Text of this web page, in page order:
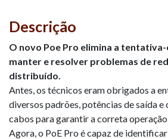
Descrição
O novo Poe Pro elimina a
manter e resolver problemas de
distribuído.
Antes, os técnicos eram obrigados a
diversos padrões, potências de saída
cabos para garantir a correta
Agora, o PoE Pro é capaz de